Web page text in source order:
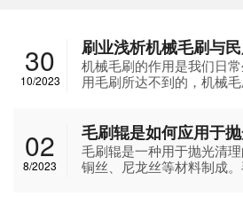
30
10/2023
刷业浅析机械毛刷与
机械毛刷的作用是我们日
用毛刷所达不到的，机械
02
8/2023
毛刷辊是如何应用于
毛刷辊是一种用于抛光清理
铜丝、尼龙丝等材料制成